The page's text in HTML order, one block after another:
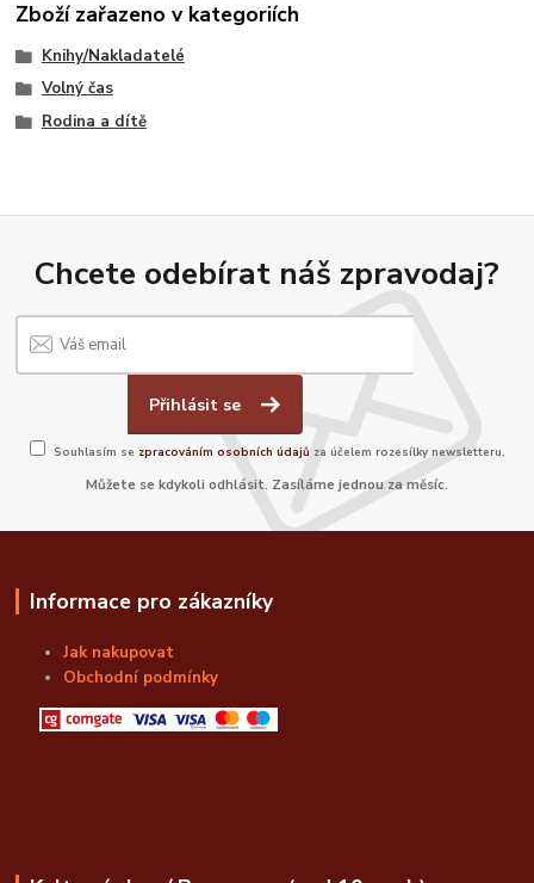
Zboží zařazeno v kategoriích
Knihy/Nakladatelé
Volný čas
Rodina a dítě
Chcete odebírat náš zpravodaj?
Přihlásit se
Souhlasím se zpracováním osobních údajů za účelem rozesílky newsletteru.
Můžete se kdykoli odhlásit. Zasíláme jednou za měsíc.
Informace pro zákazníky
Jak nakupovat
Obchodní podmínky